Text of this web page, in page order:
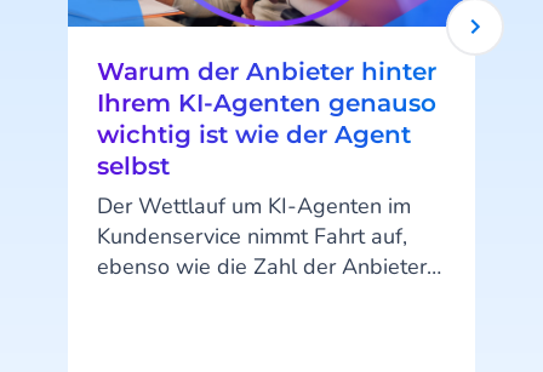
Warum der Anbieter hinter
Ihrem KI-Agenten genauso
wichtig ist wie der Agent
selbst
Der Wettlauf um KI-Agenten im
Kundenservice nimmt Fahrt auf,
ebenso wie die Zahl der Anbieter.